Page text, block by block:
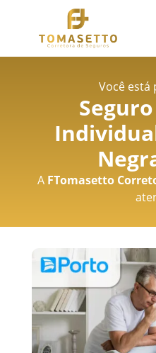
Você
A FTomasetto